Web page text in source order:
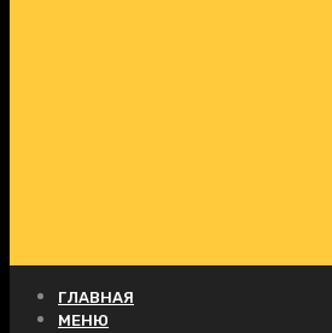
ГЛАВНАЯ
МЕНЮ